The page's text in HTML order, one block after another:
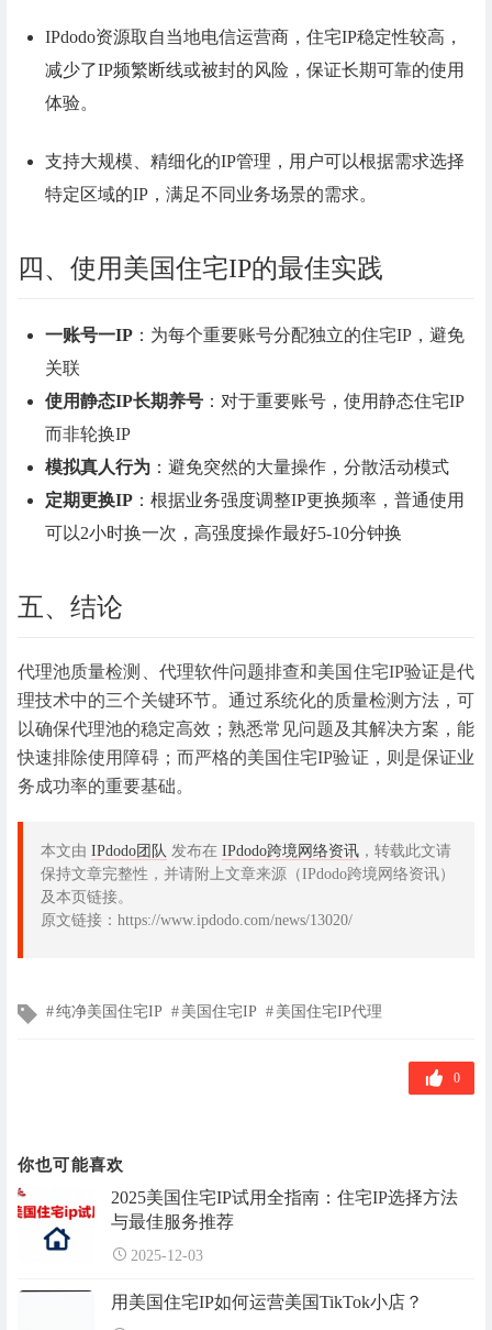
IPdodo资源取自当地电信运营商，住宅IP稳定性较高，
减少了IP频繁断线或被封的风险，保证长期可靠的使用
体验。
支持大规模、精细化的IP管理，用户可以根据需求选择
特定区域的IP，满足不同业务场景的需求。
四、使用美国住宅IP的最佳实践
一账号一IP ：为每个重要账号分配独立的住宅IP，避免
关联
使用静态IP长期养号 ：对于重要账号，使用静态住宅IP
而非轮换IP
模拟真人行为 ：避免突然的大量操作，分散活动模式
定期更换IP ：根据业务强度调整IP更换频率，普通使用
可以2小时换一次，高强度操作最好5-10分钟换
五、结论
代理池质量检测、代理软件问题排查和美国住宅IP验证是代
理技术中的三个关键环节。通过系统化的质量检测方法，可
以确保代理池的稳定高效；熟悉常见问题及其解决方案，能
快速排除使用障碍；而严格的美国住宅IP验证，则是保证业
务成功率的重要基础。
本文由 IPdodo团队 发布在 IPdodo跨境网络资讯 ，转载此文请
保持文章完整性，并请附上文章来源（IPdodo跨境网络资讯）
及本页链接。
原文链接：https://www.ipdodo.com/news/13020/
文纯净美国住宅IP 美国住宅IP 美国住宅IP代理
0
你也可能喜欢
2025美国住宅IP试用全指南：住宅IP选择方法
与最佳服务推荐
2025-12-03
用美国住宅IP如何运营美国TikTok小店？